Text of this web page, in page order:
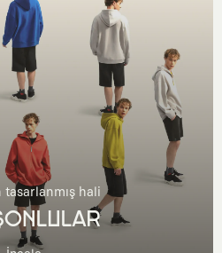
tasarlanmış hali